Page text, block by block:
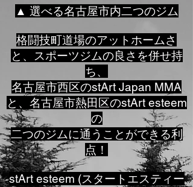
▲ 選べる名古屋市内二つのジム
格闘技町道場のアットホームさ
と、スポーツジムの良さを併せ持
ち、
名古屋市西区のstArt Japan MMA
と、名古屋市熱田区のstArt esteem
の
二つのジムに通うことができる利
点！
stArt esteem (スタートエスティー